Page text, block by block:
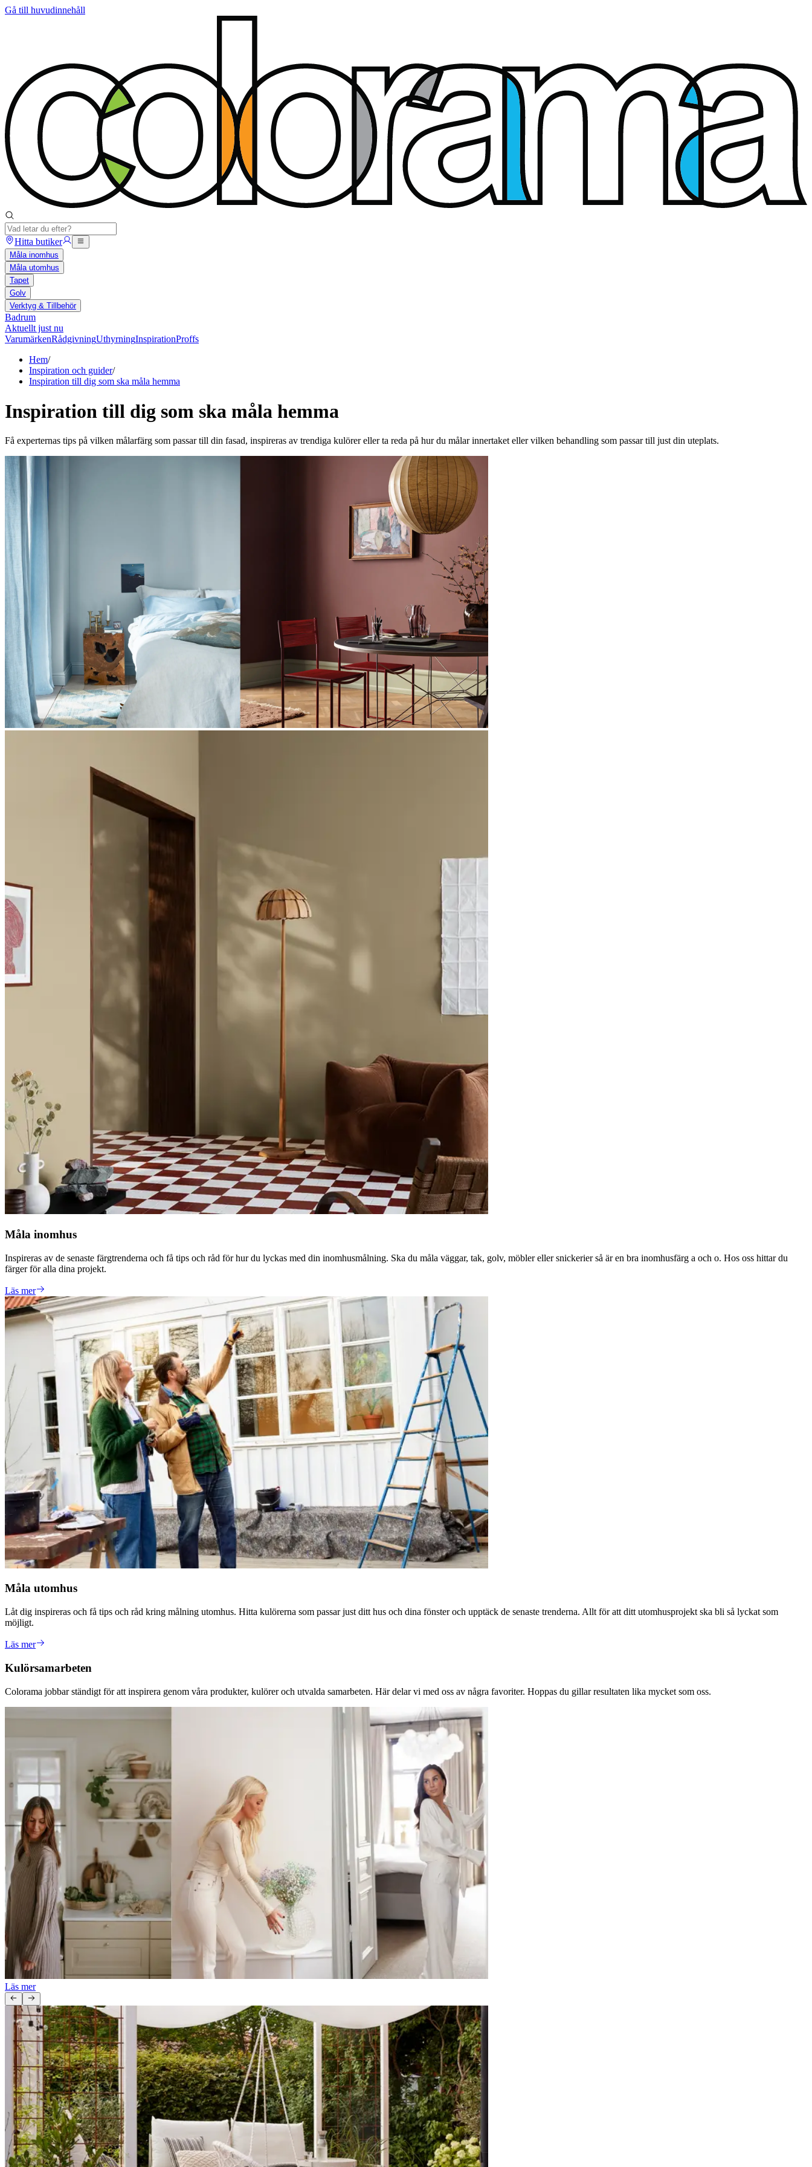
Gå till huvudinnehåll
Hitta butiker
Måla inomhus
Måla utomhus
Tapet
Golv
Verktyg & Tillbehör
Badrum
Aktuellt just nu
VarumärkenRådgivningUthyrningInspirationProffs
Hem/
Inspiration och guider/
Inspiration till dig som ska måla hemma
Inspiration till dig som ska måla hemma
Få experternas tips på vilken målarfärg som passar till din fasad, inspireras av trendiga kulörer eller ta reda på hur du målar innertaket eller vilken behandling som passar till just din uteplats.
Måla inomhus
Inspireras av de senaste färgtrenderna och få tips och råd för hur du lyckas med din inomhusmålning. Ska du måla väggar, tak, golv, möbler eller snickerier så är en bra inomhusfärg a och o. Hos oss hittar du
färger för alla dina projekt.
Läs mer
Måla utomhus
Låt dig inspireras och få tips och råd kring målning utomhus. Hitta kulörerna som passar just ditt hus och dina fönster och upptäck de senaste trenderna. Allt för att ditt utomhusprojekt ska bli så lyckat som
möjligt.
Läs mer
Kulörsamarbeten
Colorama jobbar ständigt för att inspirera genom våra produkter, kulörer och utvalda samarbeten. Här delar vi med oss av några favoriter. Hoppas du gillar resultaten lika mycket som oss.
Läs mer